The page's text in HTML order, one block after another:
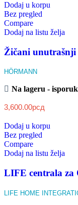
Dodaj u korpu
Bez pregled
Compare
Dodaj na listu želja
Žičani unutrašnji
HÖRMANN
Na lageru -
3,600.00рсд
Dodaj u korpu
Bez pregled
Compare
Dodaj na listu želja
LIFE centrala za
LIFE HOME